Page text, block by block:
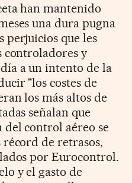
han mantenido
una dura pugna
perjuicios que les
controladores y
a un intento de la
"los costes de
los más altos de
señalan que
del control aéreo se
de retrasos,
por Eurocontrol.
y el gasto de